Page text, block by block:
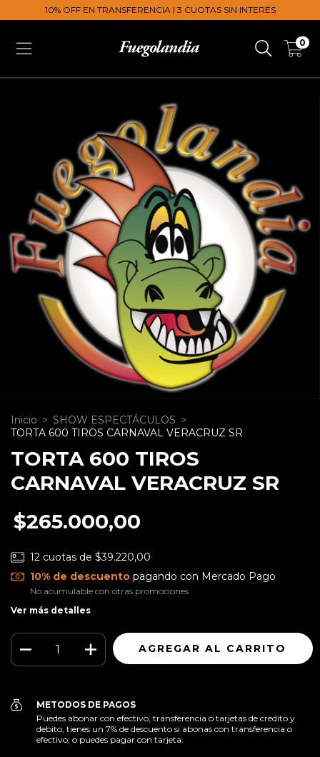
10% OFF EN TRANSFERENCIA | 3 CUOTAS SIN INTERÉS
0
Inicio > SHOW ESPECTÁCULOS >
TORTA 600 TIROS CARNAVAL VERACRUZ SR
TORTA 600 TIROS
CARNAVAL VERACRUZ SR
$265.000,00
12 cuotas de $39.220,00
10% de descuentopagando con Mercado Pago
No acumulable con otras promociones
Ver más detalles
METODOS DE PAGOS
Puedes abonar con efectivo, transferencia o tarjetas de credito y
debito, tienes un 7% de descuento si abonas con transferencia o
efectivo, o puedes pagar con tarjeta.